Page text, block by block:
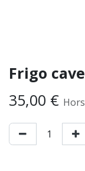
Frigo
35,00 €